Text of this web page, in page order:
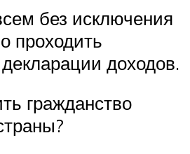
без исключения
проходить
доходов.
гражданство